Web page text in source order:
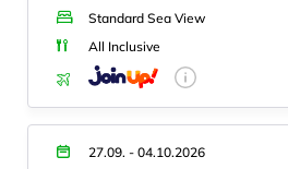
Standard Sea View
All Inclusive
27.09. - 04.10.2026